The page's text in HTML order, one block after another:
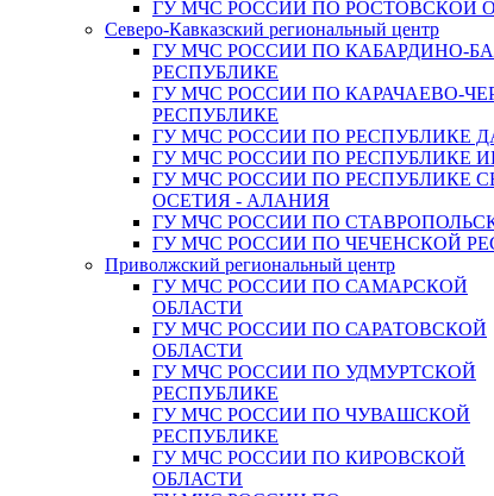
ГУ МЧС РОССИИ ПО РОСТОВСКОЙ
Северо-Кавказский региональный центр
ГУ МЧС РОССИИ ПО КАБАРДИНО-
РЕСПУБЛИКЕ
ГУ МЧС РОССИИ ПО КАРАЧАЕВО-
РЕСПУБЛИКЕ
ГУ МЧС РОССИИ ПО РЕСПУБЛИКЕ
ГУ МЧС РОССИИ ПО РЕСПУБЛИКЕ
ГУ МЧС РОССИИ ПО РЕСПУБЛИКЕ
ОСЕТИЯ - АЛАНИЯ
ГУ МЧС РОССИИ ПО
ГУ МЧС РОССИИ ПО ЧЕЧЕНСКОЙ
Приволжский региональный центр
ГУ МЧС РОССИИ ПО САМАРСКОЙ
ОБЛАСТИ
ГУ МЧС РОССИИ ПО САРАТОВСКОЙ
ОБЛАСТИ
ГУ МЧС РОССИИ ПО УДМУРТСКОЙ
РЕСПУБЛИКЕ
ГУ МЧС РОССИИ ПО ЧУВАШСКОЙ
РЕСПУБЛИКЕ
ГУ МЧС РОССИИ ПО КИРОВСКОЙ
ОБЛАСТИ